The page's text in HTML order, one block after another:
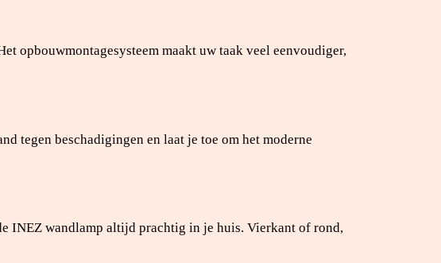
opbouwmontagesysteem maakt uw taak veel eenvoudiger,
tegen beschadigingen en laat je toe om het moderne
INEZ wandlamp altijd prachtig in je huis. Vierkant of rond,